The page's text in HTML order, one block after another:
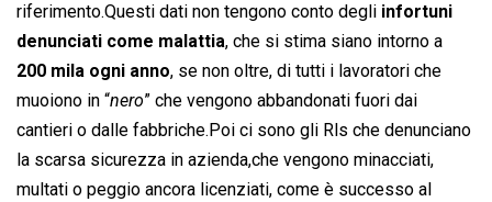
riferimento.Questi dati non tengono conto degli infortuni
denunciati come malattia, che si stima siano intorno a
200 mila ogni anno, se non oltre, di tutti i lavoratori che
muoiono in “nero” che vengono abbandonati fuori dai
cantieri o dalle fabbriche.Poi ci sono gli Rls che denunciano
la scarsa sicurezza in azienda,che vengono minacciati,
multati o peggio ancora licenziati, come è successo al